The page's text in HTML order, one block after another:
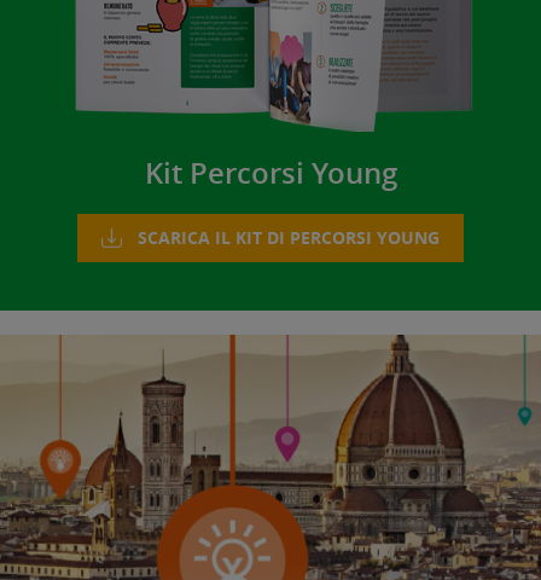
Kit Percorsi Young
SCARICA IL KIT DI PERCORSI YOUNG